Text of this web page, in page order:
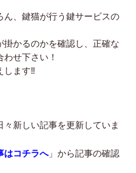
ん、鍵猫が行う鍵サービスの
掛かるのかを確認し、正確な
せ下さい！
します‼︎
々新しい記事を更新していま
はコチラへ」から記事の確認